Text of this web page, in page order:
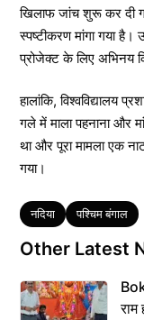
खिलाफ जांच शुरू कर दी
स्पष्टीकरण मांगा गया
प्रोजेक्ट के लिए अभिनय
हालांकि, विश्वविद्यालय
गले में माला पहनाना और
था और पूरा मामला एक
गया।
Tags
नदिया पश्चिम बंगाल
Other Latest